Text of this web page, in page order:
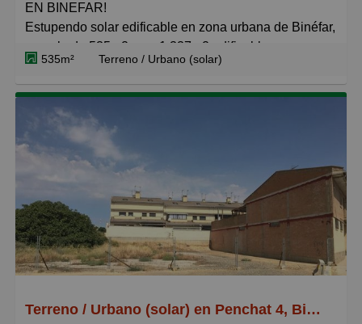
EN BINEFAR!
Estupendo solar edificable en zona urbana de Binéfar,
parcela de 535m2, con 1.337m2 edificables y
posibilidad de construir 19 viviendas con parkings y
trasteros.
Edificabilidad de 3 alturas.
Da a dos calles, calle Almacellas con orientación sur-
oeste (arteria principal de entrada y salida de Binéfar
desde Lérida) y calle Progreso con orientación norte-
este (calle tranquila y cerca de centro educativo)
Binéfar necesita viviendas debido a su gran
incremento de población y esta es la oportunidad que
tu negocio está esperando.
No dudes en ponerte en contacto con nosotros y te
informaremos.
535m² Terreno / Urbano (solar)
Terreno / Urbano (solar) en Penchat 4, Binéfar